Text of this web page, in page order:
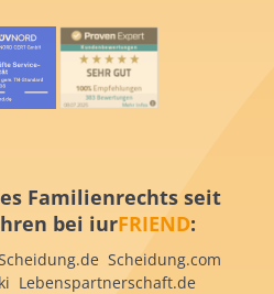
Familienrechts seit
bei iurFRIEND:
Scheidung.com
Lebenspartnerschaft.de